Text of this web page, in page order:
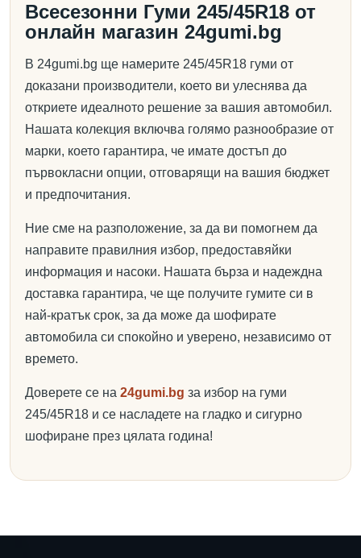
Всесезонни Гуми 245/45R18 от
онлайн магазин 24gumi.bg
В 24gumi.bg ще намерите 245/45R18 гуми от
доказани производители, което ви улеснява да
откриете идеалното решение за вашия автомобил.
Нашата колекция включва голямо разнообразие от
марки, което гарантира, че имате достъп до
първокласни опции, отговарящи на вашия бюджет
и предпочитания.
Ние сме на разположение, за да ви помогнем да
направите правилния избор, предоставяйки
информация и насоки. Нашата бърза и надеждна
доставка гарантира, че ще получите гумите си в
най-кратък срок, за да може да шофирате
автомобила си спокойно и уверено, независимо от
времето.
Доверете се на 24gumi.bg за избор на гуми
245/45R18 и се насладете на гладко и сигурно
шофиране през цялата година!